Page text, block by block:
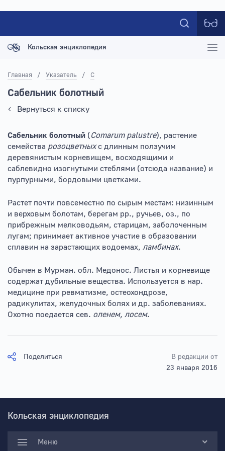
Кольская энциклопедия
Главная / Указатель / С
Сабельник болотный
Вернуться к списку
Сабельник болотный (Comarum palustre), растение
семейства розоцветныхс длинным ползучим
деревянистым корневищем, восходящими и
саблевидно изогнутыми стеблями (отсюда название) и
пурпурными, бордовыми цветками.
Растет почти повсеместно по сырым местам: низинным
и верховым болотам, берегам рр., ручьев, оз., по
прибрежным мелководьям, старицам, заболоченным
лугам; принимает активное участие в образовании
сплавин на зарастающих водоемах, ламбинах.
Обычен в Мурман. обл. Медонос. Листья и корневище
содержат дубильные вещества. Используется в нар.
медицине при ревматизме, остеохондрозе,
радикулитах, желудочных болях и др. заболеваниях.
Охотно поедается сев. оленем, лосем.
Поделиться
В редакции от
23 января 2016
Кольская энциклопедия
Меню